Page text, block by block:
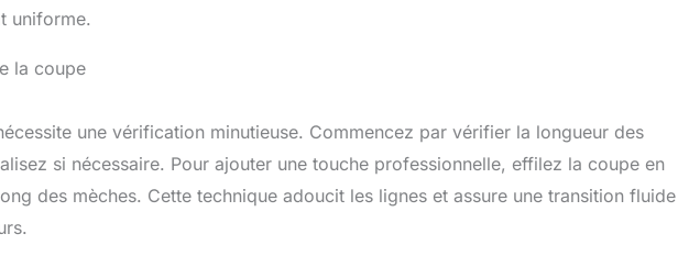
uniforme.
la coupe
une vérification minutieuse. Commencez par vérifier la longueur des
si nécessaire. Pour ajouter une touche professionnelle, effilez la coupe en
des mèches. Cette technique adoucit les lignes et assure une transition fluide